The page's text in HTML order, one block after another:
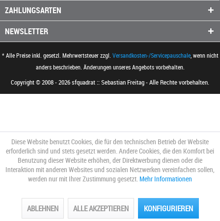
ZAHLUNGSARTEN
NEWSLETTER
* Alle Preise inkl. gesetzl. Mehrwertsteuer zzgl. Versandkosten-/Servicepauschale, wenn nicht
anders beschrieben. Änderungen unseres Angebots vorbehalten.
Copyright © 2008 - 2026 sfquadrat :: Sebastian Freitag - Alle Rechte vorbehalten.
Diese Website benutzt Cookies, die für den technischen Betrieb der Website
erforderlich sind und stets gesetzt werden. Andere Cookies, die den Komfort bei
Benutzung dieser Website erhöhen, der Direktwerbung dienen oder die
Interaktion mit anderen Websites und sozialen Netzwerken vereinfachen sollen,
werden nur mit Ihrer Zustimmung gesetzt. Mehr Informationen
ABLEHNEN ALLE AKZEPTIEREN KONFIGURIEREN